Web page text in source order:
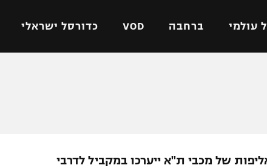
עולמי ברחבה VOD כדורסל ישראלי
של מכבי ת"א ייערכו במקביל לדרבי